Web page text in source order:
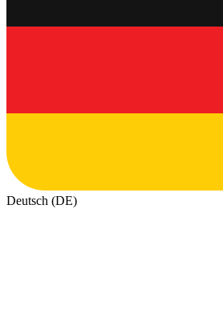
Deutsch (DE)